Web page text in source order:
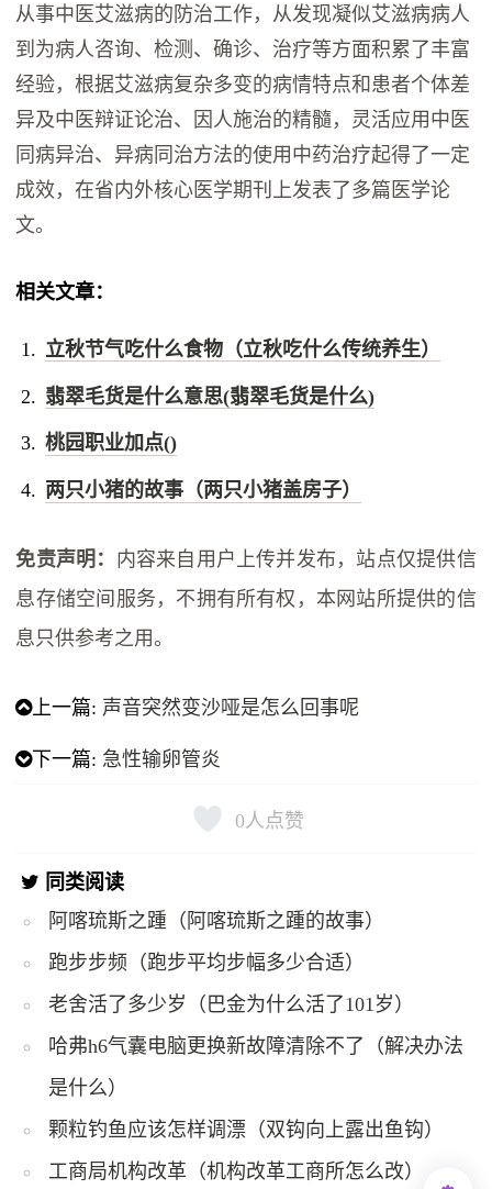
从事中医艾滋病的防治工作，从发现凝似艾滋病病人
到为病人咨询、检测、确诊、治疗等方面积累了丰富
经验，根据艾滋病复杂多变的病情特点和患者个体差
异及中医辩证论治、因人施治的精髓，灵活应用中医
同病异治、异病同治方法的使用中药治疗起得了一定
成效，在省内外核心医学期刊上发表了多篇医学论
文。
相关文章：
立秋节气吃什么食物（立秋吃什么传统养生）
翡翠毛货是什么意思(翡翠毛货是什么)
桃园职业加点()
两只小猪的故事（两只小猪盖房子）
免责声明： 内容来自用户上传并发布，站点仅提供信
息存储空间服务，不拥有所有权，本网站所提供的信
息只供参考之用。
上一篇: 声音突然变沙哑是怎么回事呢
下一篇: 急性输卵管炎
0人点赞
同类阅读
阿喀琉斯之踵（阿喀琉斯之踵的故事）
跑步步频（跑步平均步幅多少合适）
老舍活了多少岁（巴金为什么活了101岁）
哈弗h6气囊电脑更换新故障清除不了（解决办法
是什么）
颗粒钓鱼应该怎样调漂（双钩向上露出鱼钩）
工商局机构改革（机构改革工商所怎么改）